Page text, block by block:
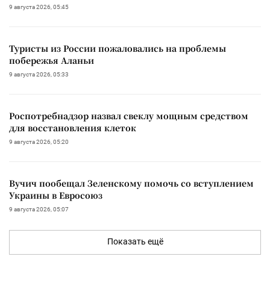
9 августа 2026, 05:45
Туристы из России пожаловались на проблемы
побережья Аланьи
9 августа 2026, 05:33
Роспотребнадзор назвал свеклу мощным средством
для восстановления клеток
9 августа 2026, 05:20
Вучич пообещал Зеленскому помочь со вступлением
Украины в Евросоюз
9 августа 2026, 05:07
Показать ещё